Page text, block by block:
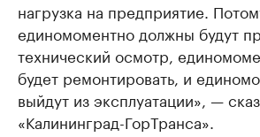
нагрузка на предприятие.
единомоментно должны будут
технический осмотр,
будет ремонтировать, и
выйдут из эксплуатации», —
«Калининград-ГорТранса».